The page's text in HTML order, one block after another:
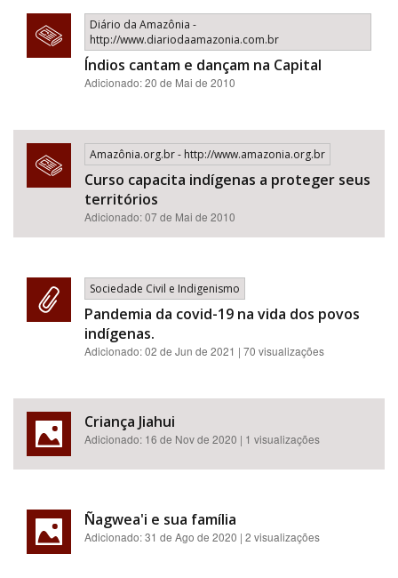
Diário da Amazônia -
http://www.diariodaamazonia.com.br
Índios cantam e dançam na Capital
Adicionado: 20 de Mai de 2010
Amazônia.org.br - http://www.amazonia.org.br
Curso capacita indígenas a proteger seus
territórios
Adicionado: 07 de Mai de 2010
Sociedade Civil e Indigenismo
Pandemia da covid-19 na vida dos povos
indígenas.
Adicionado:02 de Jun de 2021 | 70 visualizações
Criança Jiahui
Adicionado: 16 de Nov de 2020 | 1 visualizações
Ñagwea'i e sua família
Adicionado:31 de Ago de 2020 | 2 visualizações